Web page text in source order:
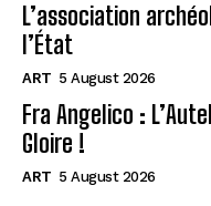
L’association
l’État
ART 5 August 2026
Fra Angelico :
Gloire !
ART 5 August 2026